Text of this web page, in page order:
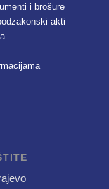
i brošure
akti